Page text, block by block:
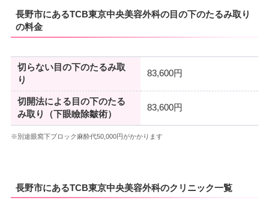
長野市にあるTCB東京中央美容外科の目の下のたるみ取り
の料金
切らない目の下のたるみ取
り
83,600円
切開法による目の下のたる
み取り（下眼瞼除皺術）
83,600円
※別途眼窩下ブロック麻酔代50,000円がかかります
長野市にあるTCB東京中央美容外科のクリニック一覧